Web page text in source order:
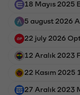
18 Mayıs 2025
5 august 2026
22 july 2026
12 Aralık 2023
22 Kasım 2025
27 Aralık 2023